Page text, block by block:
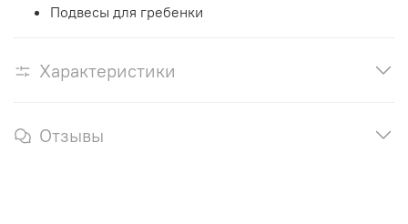
Подвесы для гребенки
Характеристики
Отзывы